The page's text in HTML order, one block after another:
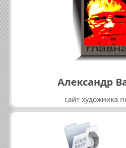
Александр
сайт художника